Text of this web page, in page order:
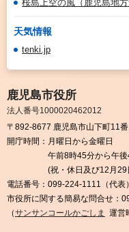
桜島上空の風（鹿児島地方
天気情報
tenki.jp
鹿児島市役所
法人番号1000020462012
〒892-8677 鹿児島市山下町11
開庁時間： 月曜日から金曜日
午前8時45分から午
(祝・休日及び12月
電話番号： 099-224-1111（代表）
市役所に関する簡易な問合せ：
（サンサンコールかごしま 運営